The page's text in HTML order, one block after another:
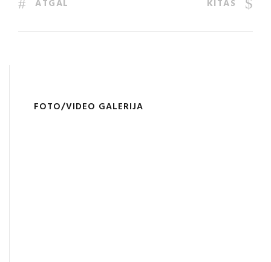
ATGAL KITAS
FOTO/VIDEO GALERIJA